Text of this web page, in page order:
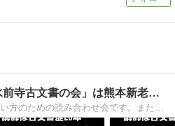
古文書を読もう！「水前寺古文書の会」は熊本新老人の会のサー…